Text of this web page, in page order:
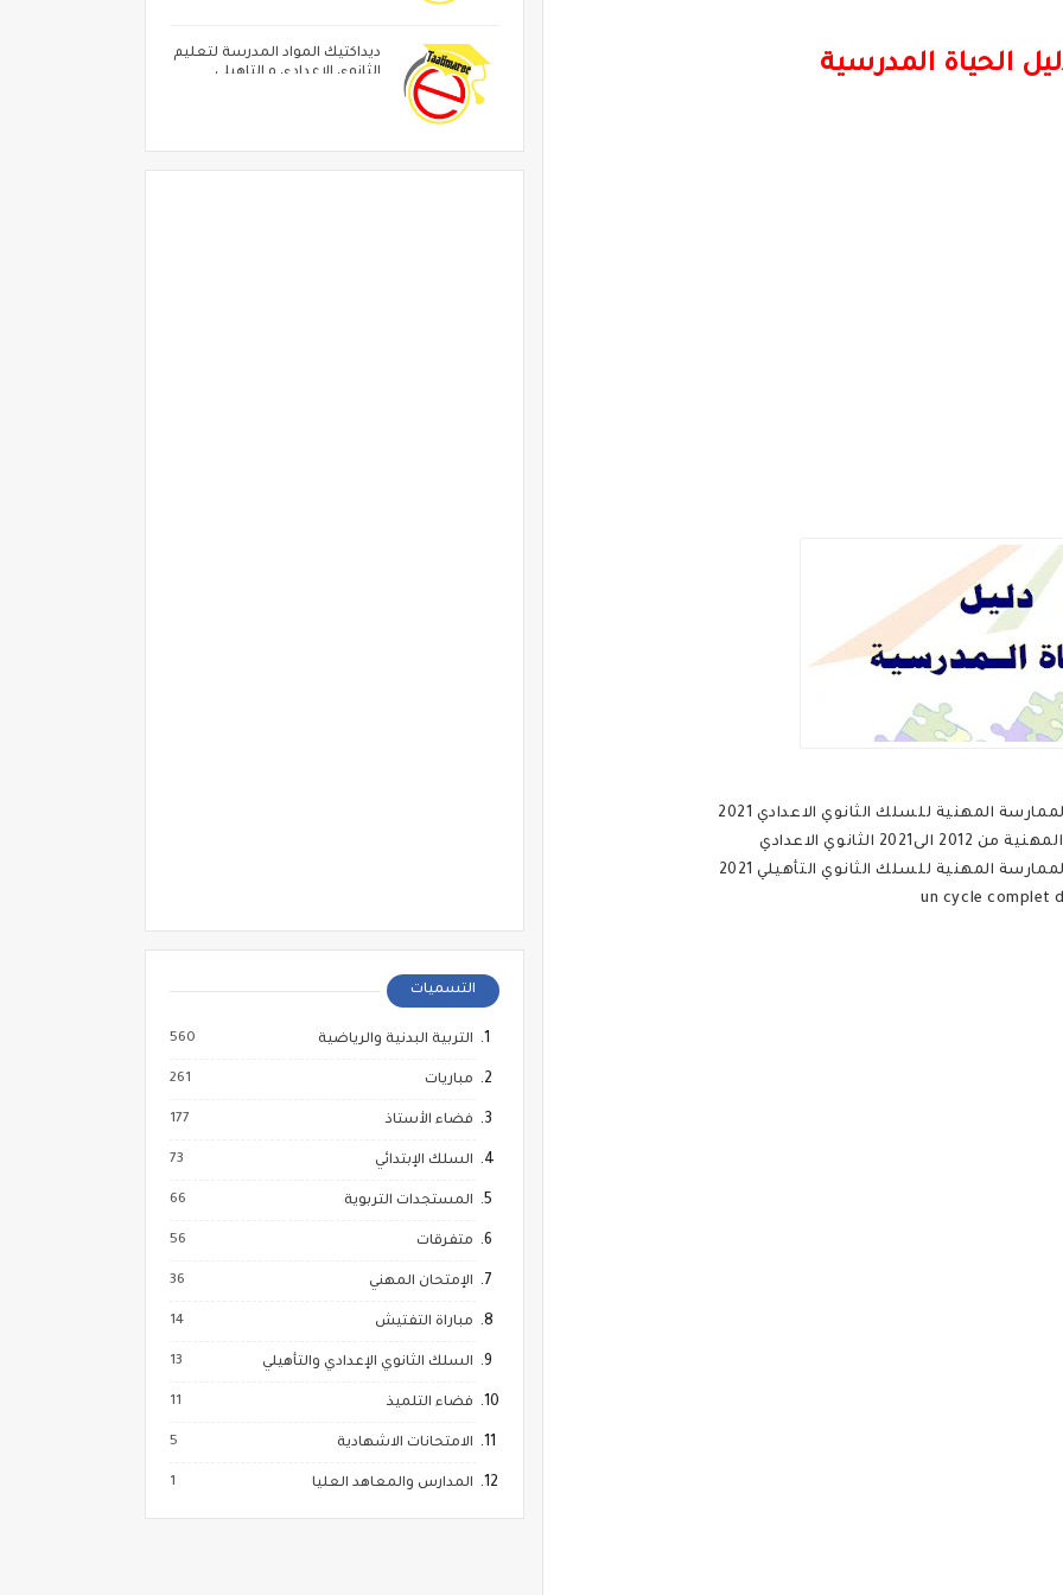
الحياة المدرسية
المهنية للسلك الثانوي الاعدادي 2021
الاعدادي
المهنية للسلك الثانوي التأهيلي 2021
ديداكتيك المواد المدرسة لتعليم
الثانوي الاعدادي و التاهيلي
التسميات
التربية البدنية والرياضية 560
مباريات 261
فضاء الأستاذ 177
السلك الإبتدائي 73
المستجدات التربوية 66
متفرقات 56
الإمتحان المهني 36
مباراة التفتيش 14
السلك الثانوي الإعدادي والتأهيلي 13
فضاء التلميذ 11
الامتحانات الاشهادية 5
المدارس والمعاهد العليا 1